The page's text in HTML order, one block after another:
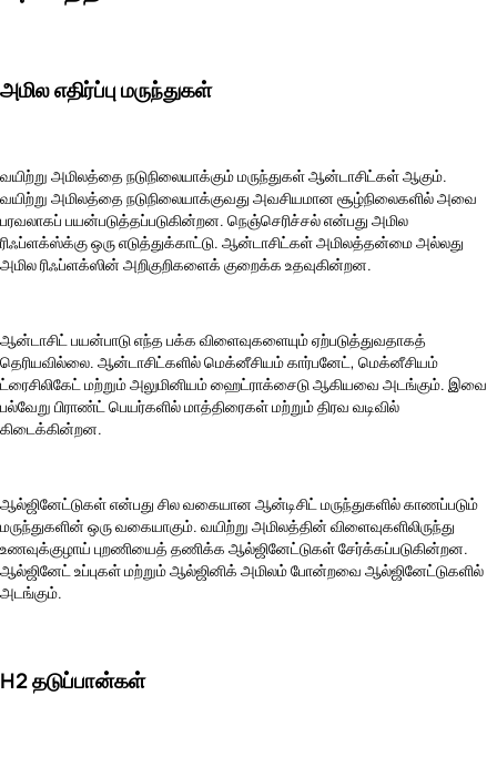
அமில எதிர்ப்பு மருந்துகள்
வயிற்று அமிலத்தை நடுநிலையாக்கும் மருந்துகள் ஆன்டாசிட்கள் ஆகும்.
வயிற்று அமிலத்தை நடுநிலையாக்குவது அவசியமான சூழ்நிலைகளில் அவை
பரவலாகப் பயன்படுத்தப்படுகின்றன. நெஞ்செரிச்சல் என்பது அமில
ரிஃப்ளக்ஸ்க்கு ஒரு எடுத்துக்காட்டு. ஆன்டாசிட்கள் அமிலத்தன்மை அல்லது
அமில ரிஃப்ளக்ஸின் அறிகுறிகளைக் குறைக்க உதவுகின்றன.
ஆன்டாசிட் பயன்பாடு எந்த பக்க விளைவுகளையும் ஏற்படுத்துவதாகத்
தெரியவில்லை. ஆன்டாசிட்களில் மெக்னீசியம் கார்பனேட், மெக்னீசியம்
ட்ரைசிலிகேட் மற்றும் அலுமினியம் ஹைட்ராக்சைடு ஆகியவை அடங்கும். இவை
பல்வேறு பிராண்ட் பெயர்களில் மாத்திரைகள் மற்றும் திரவ வடிவில்
கிடைக்கின்றன.
ஆல்ஜினேட்டுகள் என்பது சில வகையான ஆன்டிசிட் மருந்துகளில் காணப்படும்
மருந்துகளின் ஒரு வகையாகும். வயிற்று அமிலத்தின் விளைவுகளிலிருந்து
உணவுக்குழாய் புறணியைத் தணிக்க ஆல்ஜினேட்டுகள் சேர்க்கப்படுகின்றன.
ஆல்ஜினேட் உப்புகள் மற்றும் ஆல்ஜினிக் அமிலம் போன்றவை ஆல்ஜினேட்டுகளில்
அடங்கும்.
H2 தடுப்பான்கள்